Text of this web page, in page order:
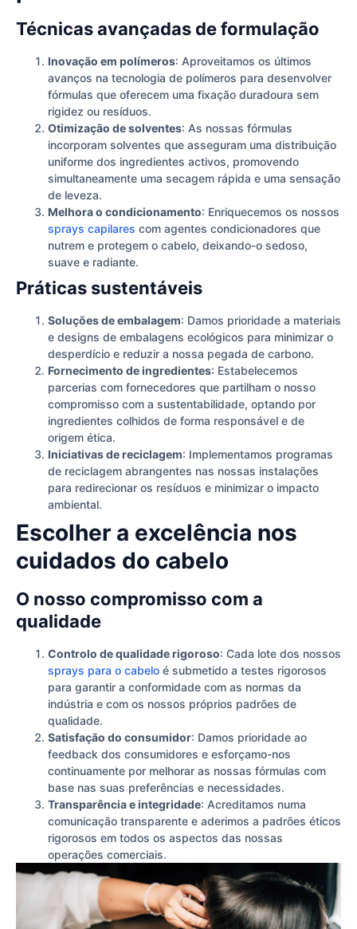
Técnicas avançadas de formulação
Inovação em polímeros: Aproveitamos os últimos
avanços na tecnologia de polímeros para desenvolver
fórmulas que oferecem uma fixação duradoura sem
rigidez ou resíduos.
Otimização de solventes: As nossas fórmulas
incorporam solventes que asseguram uma distribuição
uniforme dos ingredientes activos, promovendo
simultaneamente uma secagem rápida e uma sensação
de leveza.
Melhora o condicionamento: Enriquecemos os nossos
sprays capilares com agentes condicionadores que
nutrem e protegem o cabelo, deixando-o sedoso,
suave e radiante.
Práticas sustentáveis
Soluções de embalagem: Damos prioridade a materiais
e designs de embalagens ecológicos para minimizar o
desperdício e reduzir a nossa pegada de carbono.
Fornecimento de ingredientes: Estabelecemos
parcerias com fornecedores que partilham o nosso
compromisso com a sustentabilidade, optando por
ingredientes colhidos de forma responsável e de
origem ética.
Iniciativas de reciclagem: Implementamos programas
de reciclagem abrangentes nas nossas instalações
para redirecionar os resíduos e minimizar o impacto
ambiental.
Escolher a excelência nos
cuidados do cabelo
O nosso compromisso com a
qualidade
Controlo de qualidade rigoroso: Cada lote dos nossos
sprays para o cabelo é submetido a testes rigorosos
para garantir a conformidade com as normas da
indústria e com os nossos próprios padrões de
qualidade.
Satisfação do consumidor: Damos prioridade ao
feedback dos consumidores e esforçamo-nos
continuamente por melhorar as nossas fórmulas com
base nas suas preferências e necessidades.
Transparência e integridade: Acreditamos numa
comunicação transparente e aderimos a padrões éticos
rigorosos em todos os aspectos das nossas
operações comerciais.